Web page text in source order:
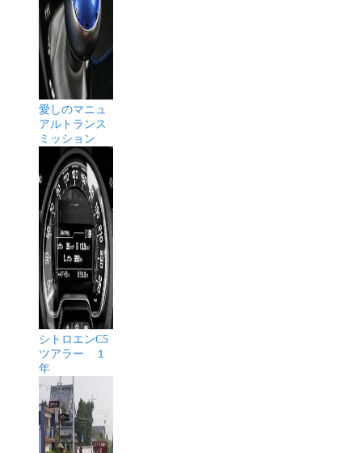
愛しのマニュ
アルトランス
ミッション
シトロエンC5
ツアラー １
年